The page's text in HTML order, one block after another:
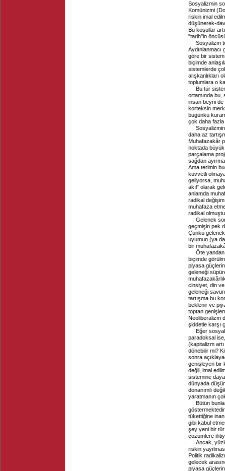
Sosyalizmin
Komünizmi
riskin imal
düşünerek-
Bu koşullar
"tarih"in
Sosyalizm
Aydınlanmacı
göre bir
biçimde
sistemlerde
alışkanlıkları
toplumlara o
Bu tür
ortamında bu,
insan beyni de
korteksin
bugünkü
çok daha fazla
daha az
Muhafazakâr
noktada büyük
parçalama
sağdan
Ama terimin
kuvvetli
geliyorsa,
akıl" olarak
anlamda
radikal
muhafaza
radikal
Gelenek
geçmişin pek
Çünkü
uyumun (ya
bir
Öte
biçimde
piyasa
geleneği
cinsiyet, din
geleneği
tartışma bu
beklenir ve
toptan
Neoliberalizm
şiddetle karşı
Eğer
paradoksal
(kapitalizm
dönebilir mi?
sonra
genişleyen bir
değil, imal
sistemine
dünyada
donanımlı
yaratmanın
Bütün
tükettiğine
gibi kabul
şey yeni bir tür
çözümlere
Ancak,
riskin
Politik
gelecek
piyasa